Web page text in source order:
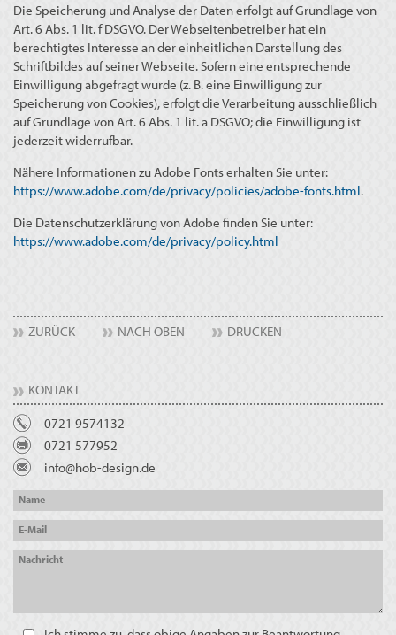
Die Speicherung und Analyse der Daten erfolgt auf Grundlage von
Art. 6 Abs. 1 lit. f DSGVO. Der Webseitenbetreiber hat ein
berechtigtes Interesse an der einheitlichen Darstellung des
Schriftbildes auf seiner Webseite. Sofern eine entsprechende
Einwilligung abgefragt wurde (z. B. eine Einwilligung zur
Speicherung von Cookies), erfolgt die Verarbeitung ausschließlich
auf Grundlage von Art. 6 Abs. 1 lit. a DSGVO; die Einwilligung ist
jederzeit widerrufbar.
Nähere Informationen zu Adobe Fonts erhalten Sie unter:
https://www.adobe.com/de/privacy/policies/adobe-fonts.html.
Die Datenschutzerklärung von Adobe finden Sie unter:
https://www.adobe.com/de/privacy/policy.html
ZURÜCK NACH OBEN DRUCKEN
KONTAKT
0721 9574132
0721 577952
info@hob-design.de
Name
E-Mail
Nachricht